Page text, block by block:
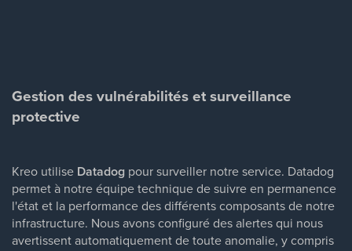
Gestion des vulnérabilités et surveillance
protective
Kreo utilise Datadog pour surveiller notre service. Datadog
permet à notre équipe technique de suivre en permanence
l'état et la performance des différents composants de notre
infrastructure. Nous avons configuré des alertes qui nous
avertissent automatiquement de toute anomalie, y compris